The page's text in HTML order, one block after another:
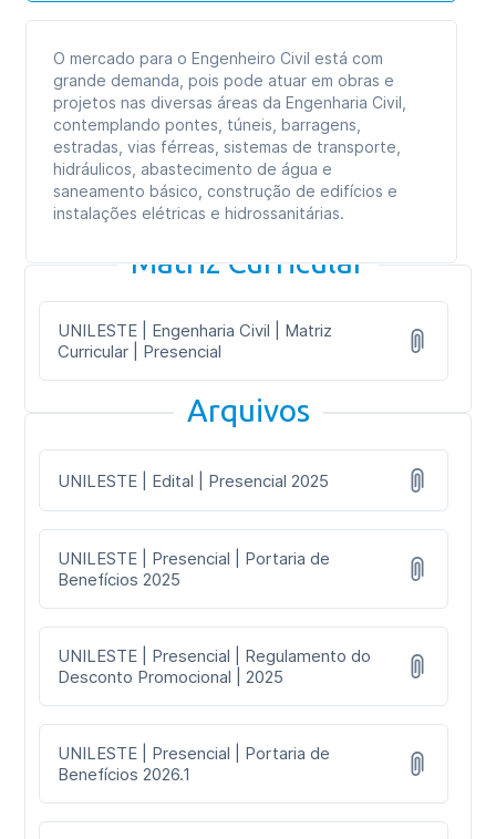
O mercado para o Engenheiro Civil está com
grande demanda, pois pode atuar em obras e
projetos nas diversas áreas da Engenharia Civil,
contemplando pontes, túneis, barragens,
estradas, vias férreas, sistemas de transporte,
hidráulicos, abastecimento de água e
saneamento básico, construção de edifícios e
instalações elétricas e hidrossanitárias.
Matriz Curricular
UNILESTE | Engenharia Civil | Matriz
Curricular | Presencial
Arquivos
UNILESTE | Edital | Presencial 2025
UNILESTE | Presencial | Portaria de
Benefícios 2025
UNILESTE | Presencial | Regulamento do
Desconto Promocional | 2025
UNILESTE | Presencial | Portaria de
Benefícios 2026.1